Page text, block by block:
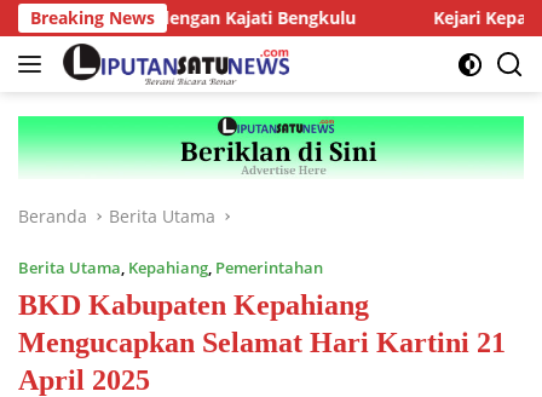
Langsung
ke
konten
Breaking News
Audiensi dengan Kajati Bengkulu Kejari Kepahiang
Beranda Berita Utama
Berita Utama, Kepahiang, Pemerintahan
BKD Kabupaten Kepahiang
Mengucapkan Selamat Hari Kartini 21
April 2025